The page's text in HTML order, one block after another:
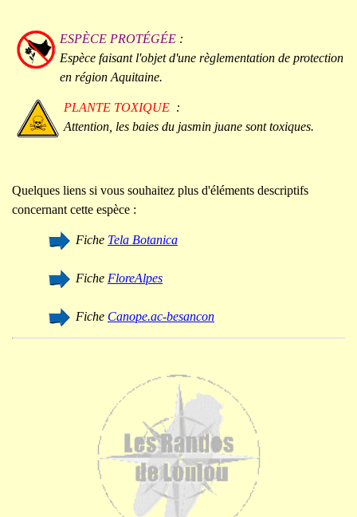
ESPÈCE PROTÉGÉE :
Espèce faisant l'objet d'une règlementation de protection
en région Aquitaine.
PLANTE TOXIQUE :
Attention, les baies du jasmin juane sont toxiques.
Quelques liens si vous souhaitez plus d'éléments descriptifs
concernant cette espèce :
Fiche Tela Botanica
Fiche FloreAlpes
Fiche Canope.ac-besancon